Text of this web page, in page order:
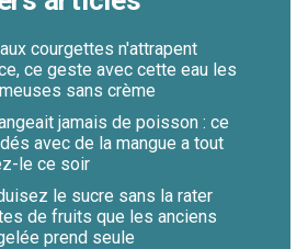
courgettes n'attrapent
ce geste avec cette eau les
sans crème
jamais de poisson : ce
avec de la mangue a tout
le ce soir
le sucre sans la rater
de fruits que les anciens
prend seule